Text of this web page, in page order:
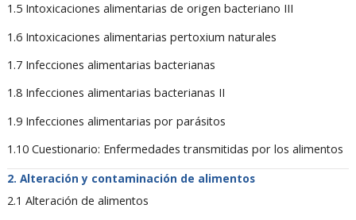
1.5 Intoxicaciones alimentarias de origen bacteriano III
1.6 Intoxicaciones alimentarias pertoxium naturales
1.7 Infecciones alimentarias bacterianas
1.8 Infecciones alimentarias bacterianas II
1.9 Infecciones alimentarias por parásitos
1.10 Cuestionario: Enfermedades transmitidas por los alimentos
Alteración y contaminación de alimentos
2.1 Alteración de alimentos